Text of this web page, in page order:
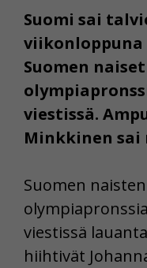
Suomi sai
Suomen
viestissä.
Minkkinen sai
Suomen
viestissä
hiihtivät